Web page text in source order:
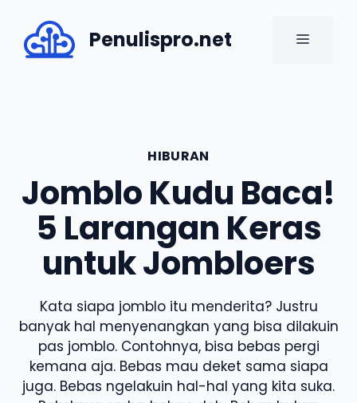
content
Penulispro.net MENU
HIBURAN
Jomblo Kudu Baca!
5 Larangan Keras
untuk Jombloers
Kata siapa jomblo itu menderita? Justru
banyak hal menyenangkan yang bisa dilakuin
pas jomblo. Contohnya, bisa bebas pergi
kemana aja. Bebas mau deket sama siapa
juga. Bebas ngelakuin hal-hal yang kita suka.